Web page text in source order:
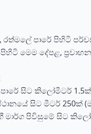
පාරේ පිහිටි
මෙම දේපළ,
සිට කිලෝමීටර් 1.5ක්
සිට මීටර් 250ක්
මාර්ග පිවිසුමේ සිට